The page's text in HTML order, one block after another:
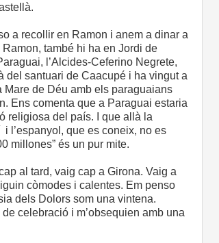
a recollir en Ramon i anem a dinar a
Ramon, també hi ha en Jordi de
l’Alcides-Ceferino Negrete,
del santuari de Caacupé i ha vingut a
de Déu amb els paraguaians
Ens comenta que a Paraguai estaria
religiosa del país. I que allà la
l’espanyol, que es coneix, no es
millones” és un pur mite.
al tard, vaig cap a Girona. Vaig a
còmodes i calentes. Em penso
dels Dolors som una vintena.
celebració i m’obsequien amb una